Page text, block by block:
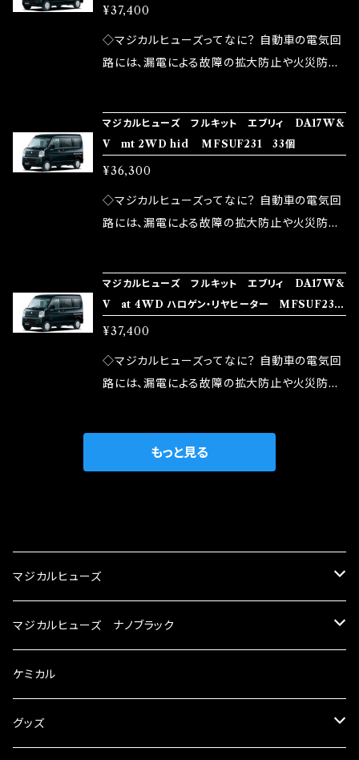
品化を果たしております。
果・接触抵抗低減効果により、このような効果を
発揮します。 ・アクセルレスポンスの向上 ・アイ
ドリング安定化（静粛性UP） ・ターボ車のターボ
など、これらの効果は、タウンユースだけでなく、
モータースポーツシーンでの実証実験の上、 製
品化を果たしております。
ます。 1.溶接回路であるため、配線と比較し抵抗
が大きい。 2.金属部分が露出している為、空気
中に漏電してしまう。 3.金属プレートが接触する
ズが、マジカルヒューズになります。 ◇マジカル
ヒューズの効果 マジカルヒューズは放電防止効
果・接触抵抗低減効果により、このような効果を
発揮します。 ・アクセルレスポンスの向上 ・アイ
ドリング安定化（静粛性UP） ・ターボ車のターボ
など、これらの効果は、タウンユースだけでなく、
モータースポーツシーンでの実証実験の上、 製
品化を果たしております。
¥37,400
◇マジカルヒューズってなに？ 自動車の電気回
路には、漏電による故障の拡大防止や火災防止
路として、各回路への電力供給を行っています。
しかし、ヒューズには拭い去れない欠点があり
ます。 1.溶接回路であるため、配線と比較し抵抗
が大きい。 2.金属部分が露出している為、空気
中に漏電してしまう。 3.金属プレートが接触する
ズが、マジカルヒューズになります。 ◇マジカル
ヒューズの効果 マジカルヒューズは放電防止効
果・接触抵抗低減効果により、このような効果を
発揮します。 ・アクセルレスポンスの向上 ・アイ
ドリング安定化（静粛性UP） ・ターボ車のターボ
など、これらの効果は、タウンユースだけでなく、
モータースポーツシーンでの実証実験の上、 製
マジカルヒューズ フルキット エブリィ DA17W&
V mt 2WD hid MFSUF231 33個
¥36,300
◇マジカルヒューズってなに？ 自動車の電気回
路には、漏電による故障の拡大防止や火災防止
路として、各回路への電力供給を行っています。
しかし、ヒューズには拭い去れない欠点があり
ます。 1.溶接回路であるため、配線と比較し抵抗
が大きい。 2.金属部分が露出している為、空気
中に漏電してしまう。 3.金属プレートが接触する
ズが、マジカルヒューズになります。 ◇マジカル
ヒューズの効果 マジカルヒューズは放電防止効
の音質向上 ・ヘッドランプの光量UP ・燃費向上
など、これらの効果は、タウンユースだけでなく、
モータースポーツシーンでの実証実験の上、 製
品化を果たしております。
マジカルヒューズ フルキット エブリィ DA17W&
V at 4WD ハロゲン・リヤヒーター MFSUF230
34個
¥37,400
◇マジカルヒューズってなに？ 自動車の電気回
路には、漏電による故障の拡大防止や火災防止
路として、各回路への電力供給を行っています。
しかし、ヒューズには拭い去れない欠点があり
ヒューズの効果 マジカルヒューズは放電防止効
果・接触抵抗低減効果により、このような効果を
ドリング安定化（静粛性UP） ・ターボ車のターボ
ラグ改善 ・低速からのトルクアップ ・オーディオ
もっと見る
マジカルヒューズ
スズキ
KEI
アルト
スバル
BRZ
ダイハツ
マジカルヒューズ ナノブラック
スズキ ブラック
KEI
スバル ブラック
ケミカル
グッズ